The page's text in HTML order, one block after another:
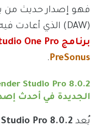
فهو إصدار حديث من
(DAW) الذي أعادت فيه شركة
برنامج One Pro
PreSonus
.
الجديدة في أحدث
يُعد Studio Pro 8.0.2